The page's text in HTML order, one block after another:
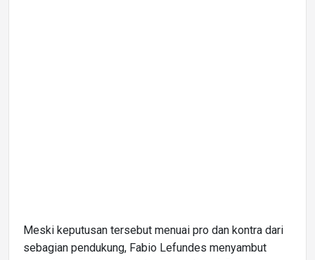
Meski keputusan tersebut menuai pro dan kontra dari
sebagian pendukung, Fabio Lefundes menyambut